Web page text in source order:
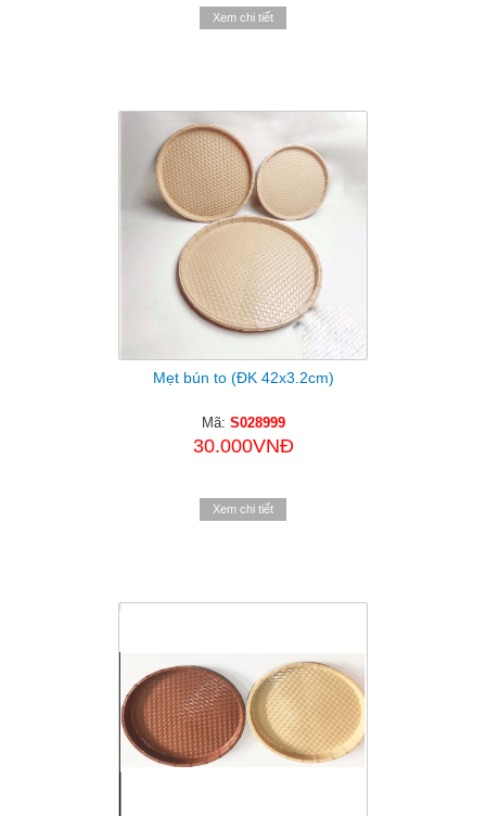
Xem chi tiết
Mẹt bún to (ĐK 42x3.2cm)
Mã: S028999
30.000VNĐ
Xem chi tiết